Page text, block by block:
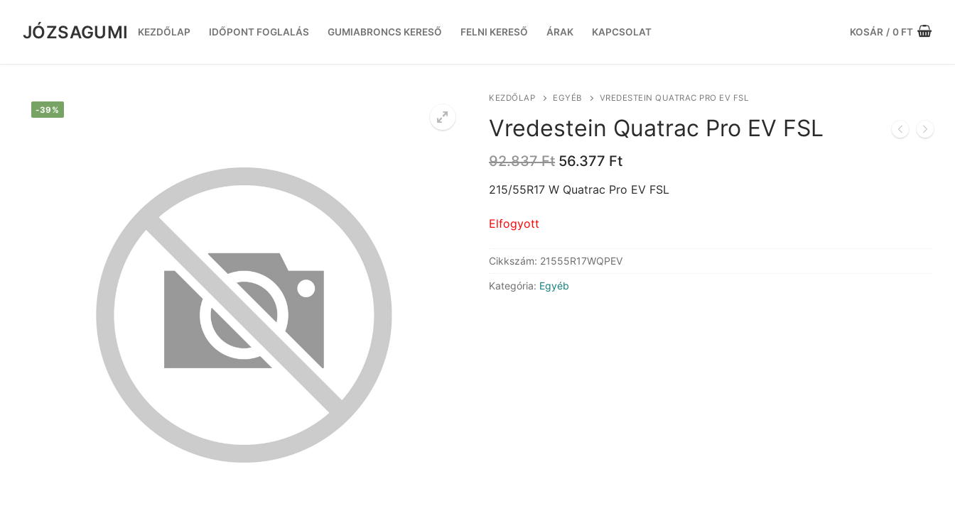
tartalomra
JÓZSAGUMI KEZDŐLAP IDŐPONT FOGLALÁS GUMIABRONCS KERESŐ FELNI KERESŐ ÁRAK KAPCSOLAT KOSÁR / 0 FT
-39%
KEZDŐLAP EGYÉB VREDESTEIN QUATRAC PRO EV FSL
Vredestein Quatrac Pro EV FSL
92.837Ft Original
was:
56.377 FtCurrent
is:
215/55R17 W Quatrac Pro EV FSL
Elfogyott
Cikkszám: 21555R17WQPEV
Kategória: Egyéb